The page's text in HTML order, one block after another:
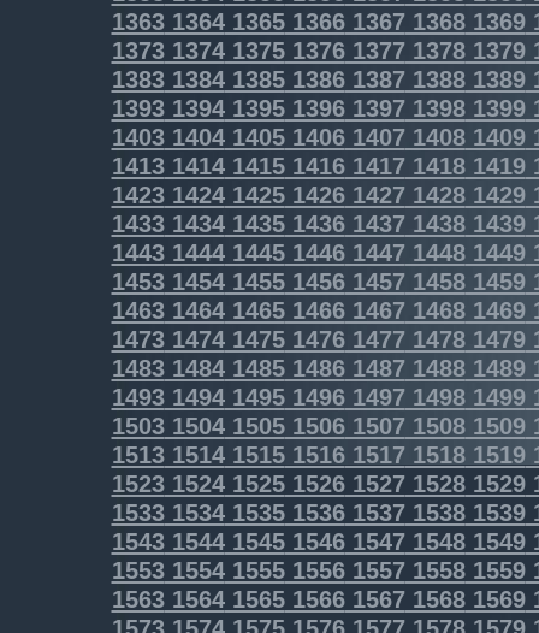
1363136413651366136713681369
1373137413751376137713781379
1383138413851386138713881389
1393139413951396139713981399
14031404140514061407 14081409
14131414141514161417 14181419
1423142414251426142714281429
14331434143514361437 14381439
14431444144514461447 14481449
14531454145514561457 14581459
14631464146514661467 14681469
14731474147514761477 14781479
14831484148514861487 14881489
14931494149514961497 14981499
15031504150515061507 15081509
15131514151515161517 15181519
1523152415251526152715281529
1533153415351536153715381539
1543154415451546154715481549
1553155415551556155715581559
1563156415651566156715681569